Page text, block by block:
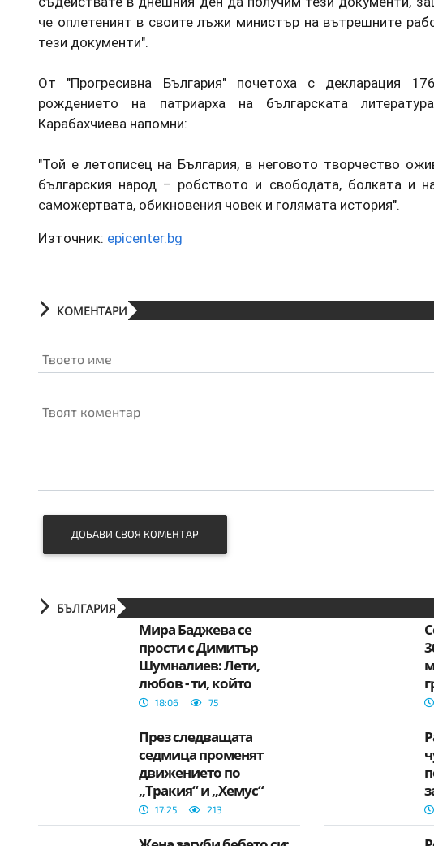
че оплетеният в своите лъжи министър на вътрешните
тези документи".
От "Прогресивна България" почетоха с декларация
рождението на патриарха на българската
Карабахчиева напомни:
"Той е летописец на България, в неговото творчество
българския народ – робството и свободата, болката и
саможертвата, обикновения човек и голямата история".
Източник: epicenter.bg
КОМЕНТАРИ
Твоето име
Твоят коментар
ДОБАВИ СВОЯ КОМЕНТАР
БЪЛГАРИЯ
Мира Баджева се
прости с Димитър
Шумналиев: Лети,
любов - ти, който
обичаше, без да
притежаваш
18:06 75
През следващата
седмица променят
движението по
„Тракия“ и „Хемус“
17:25 213